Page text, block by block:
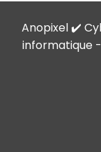
Anopixel ✔️
informatique